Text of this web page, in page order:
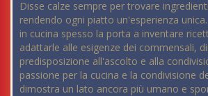
Disse calze sempre per trovare
rendendo ogni piatto un'esperienza
in cucina spesso la porta a inventare
adattarle alle esigenze dei commensali,
predisposizione all'ascolto e alla
passione per la cucina e la condivisione
dimostra un lato ancora più umano e